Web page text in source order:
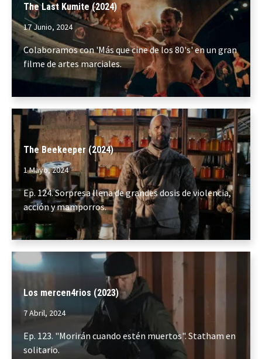
The Last Kumite (2024)
17 Junio, 2024
Colaboramos con 'Más que cine de los 80's' en un gran
filme de artes marciales.
The Beekeeper (2024)
1 Mayo, 2024
Ep. 124. Sorpresa llena de grandes dosis de violencia,
acción y mamporros.
Los mercen4rios (2023)
7 Abril, 2024
Ep. 123. "Morirán cuando estén muertos". Statham en
solitario.